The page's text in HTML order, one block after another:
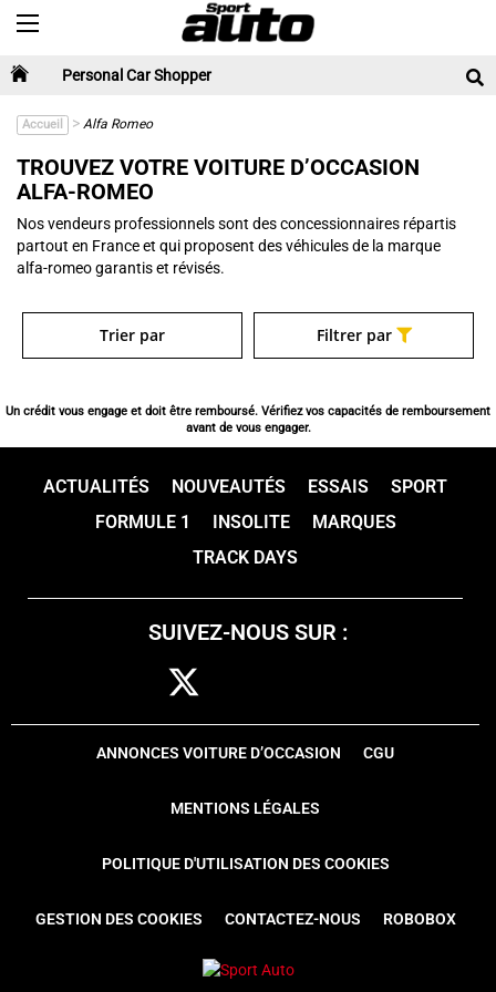
Toggle navigation
Personal Car Shopper
Accueil > Alfa Romeo
TROUVEZ VOTRE VOITURE D’OCCASION
ALFA-ROMEO
Nos vendeurs professionnels sont des concessionnaires répartis
partout en France et qui proposent des véhicules de la marque
alfa-romeo garantis et révisés.
Trier par Filtrer par
Un crédit vous engage et doit être remboursé. Vérifiez vos capacités de remboursement
avant de vous engager.
ACTUALITÉS NOUVEAUTÉS ESSAIS
SPORT
FORMULE 1
INSOLITE
MARQUES
TRACK DAYS
SUIVEZ-NOUS SUR :
ANNONCES VOITURE D’OCCASION CGU
MENTIONS LÉGALES
POLITIQUE D'UTILISATION DES COOKIES
GESTION DES COOKIES CONTACTEZ-NOUS ROBOBOX